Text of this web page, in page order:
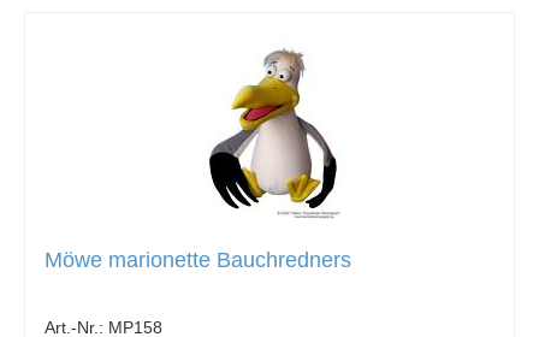
Möwe marionette Bauchredners
Art.-Nr.: MP158